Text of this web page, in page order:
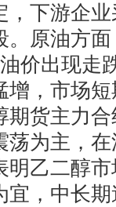
，下游企
原油方
价出现走
增，市场
货主力
荡为主，
乙二醇
，中长